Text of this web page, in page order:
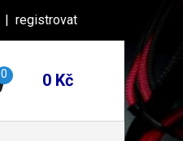
| registrovat
0 0 Kč